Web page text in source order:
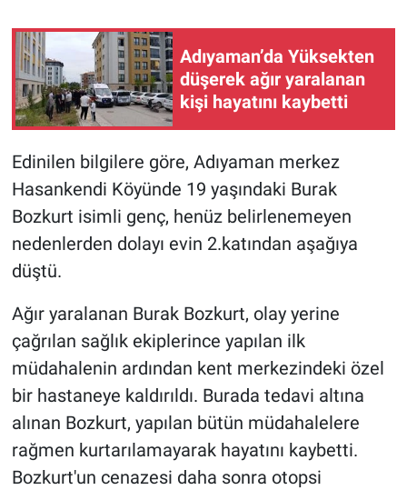
Adıyaman’da Yüksekten
düşerek ağır yaralanan
kişi hayatını kaybetti
Edinilen bilgilere göre, Adıyaman merkez
Hasankendi Köyünde 19 yaşındaki Burak
Bozkurt isimli genç, henüz belirlenemeyen
nedenlerden dolayı evin 2.katından aşağıya
düştü.
Ağır yaralanan Burak Bozkurt, olay yerine
çağrılan sağlık ekiplerince yapılan ilk
müdahalenin ardından kent merkezindeki özel
bir hastaneye kaldırıldı. Burada tedavi altına
alınan Bozkurt, yapılan bütün müdahalelere
rağmen kurtarılamayarak hayatını kaybetti.
Bozkurt'un cenazesi daha sonra otopsi
Şambayat Haber